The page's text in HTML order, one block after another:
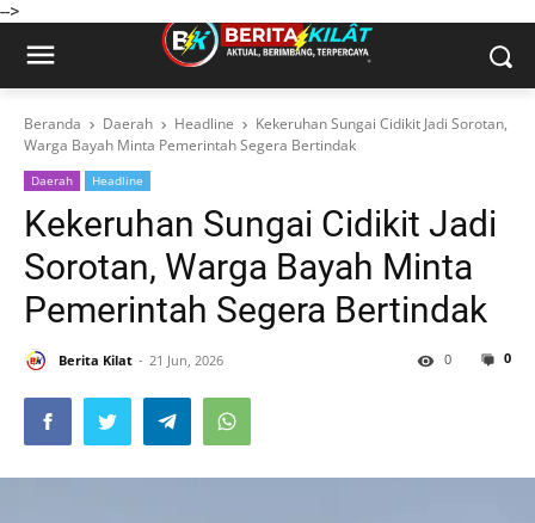
-->
Beranda Daerah Headline
Kekeruhan Sungai Cidikit Jadi Sorotan,
Warga Bayah Minta Pemerintah Segera Bertindak
Daerah Headline
Kekeruhan Sungai Cidikit Jadi
Sorotan, Warga Bayah Minta
Pemerintah Segera Bertindak
Berita Kilat 21 Jun, 2026 0
0